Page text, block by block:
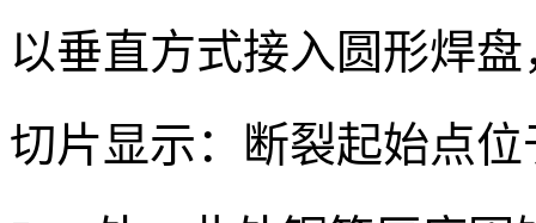
以垂直方式接入圆形焊
切片显示：断裂起始点